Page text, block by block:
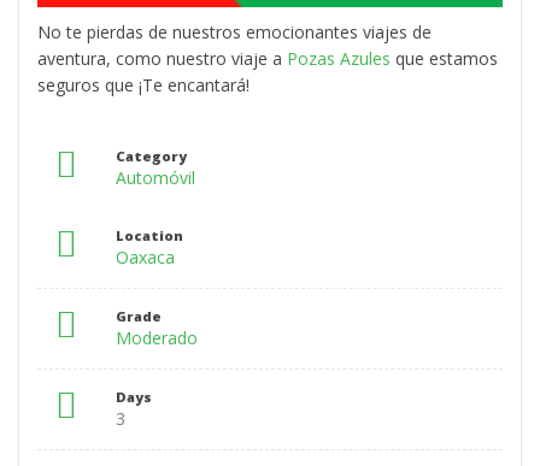
No te pierdas de nuestros emocionantes viajes de
aventura, como nuestro viaje a Pozas Azules que estamos
seguros que ¡Te encantará!
Category
Automóvil
Location
Oaxaca
Grade
Moderado
Days
3